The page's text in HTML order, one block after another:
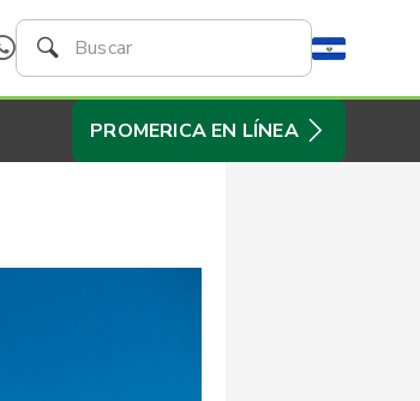
PROMERICA EN LÍNEA